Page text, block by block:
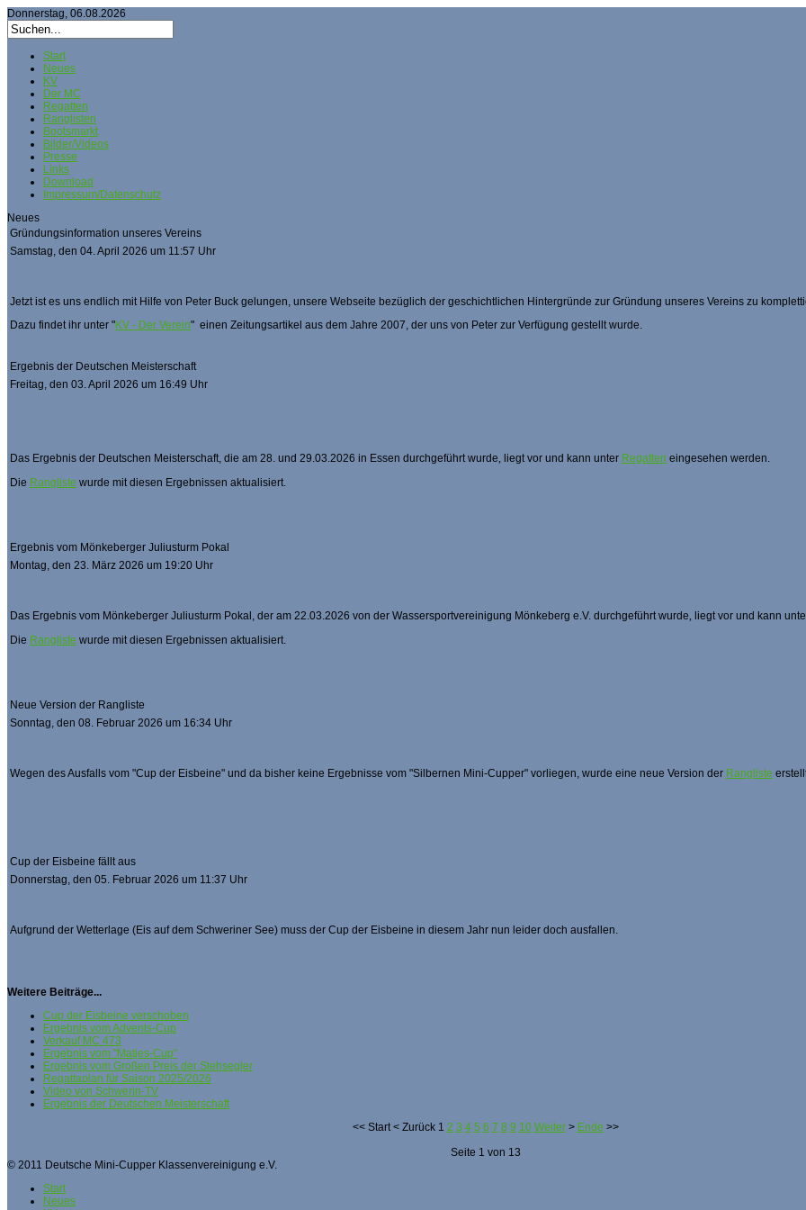
Donnerstag, 06.08.2026
Start
Neues
KV
Der MC
Regatten
Ranglisten
Bootsmarkt
Bilder/Videos
Presse
Links
Download
Impressum/Datenschutz
Neues
Gründungsinformation unseres Vereins
Samstag, den 04. April 2026 um 11:57 Uhr
Jetzt ist es uns endlich mit Hilfe von Peter Buck gelungen, unsere Webseite bezüglich der geschichtlichen Hintergründe zur Gründung unseres Vereins zu
Dazu findet ihr unter "KV - Der Verein" einen Zeitungsartikel aus dem Jahre 2007, der uns von Peter zur Verfügung gestellt wurde.
Ergebnis der Deutschen Meisterschaft
Freitag, den 03. April 2026 um 16:49 Uhr
Das Ergebnis der Deutschen Meisterschaft, die am 28. und 29.03.2026 in Essen durchgeführt wurde, liegt vor und kann unter Regatten eingesehen werden.
Die Rangliste wurde mit diesen Ergebnissen aktualisiert.
Ergebnis vom Mönkeberger Juliusturm Pokal
Montag, den 23. März 2026 um 19:20 Uhr
Das Ergebnis vom Mönkeberger Juliusturm Pokal, der am 22.03.2026 von der Wassersportvereinigung Mönkeberg e.V. durchgeführt wurde, liegt vor und kann
Die Rangliste wurde mit diesen Ergebnissen aktualisiert.
Neue Version der Rangliste
Sonntag, den 08. Februar 2026 um 16:34 Uhr
Wegen des Ausfalls vom "Cup der Eisbeine" und da bisher keine Ergebnisse vom "Silbernen Mini-Cupper" vorliegen, wurde eine neue Version der Rangliste
Cup der Eisbeine fällt aus
Donnerstag, den 05. Februar 2026 um 11:37 Uhr
Aufgrund der Wetterlage (Eis auf dem Schweriner See) muss der Cup der Eisbeine in diesem Jahr nun leider doch ausfallen.
Weitere Beiträge...
Cup der Eisbeine verschoben
Ergebnis vom Advents-Cup
Verkauf MC 473
Ergebnis vom "Matjes-Cup"
Ergebnis vom Großen Preis der Stehsegler
Regattaplan für Saison 2025/2026
Video von Schwerin-TV
Ergebnis der Deutschen Meisterschaft
<< Start< Zurück 1 2 3 4 5 6 7 8 9 10 Weiter> Ende >>
Seite 1 von 13
© 2011 Deutsche Mini-Cupper Klassenvereinigung e.V.
Start
Neues